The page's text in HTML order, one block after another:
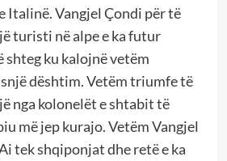
Italinë. Vangjel Çondi për të
turisti në alpe e ka futur
shteg ku kalojnë vetëm
dështim. Vetëm triumfe të
nga kolonelët e shtabit të
më jep kurajo. Vetëm Vangjel
tek shqiponjat dhe retë e ka